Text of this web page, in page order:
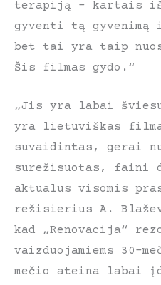
terapiją – kartais
gyventi tą
bet tai yra taip
Šis filmas gydo.“
„Jis yra labai
yra lietuviškas
suvaidintas, gerai
surežisuotas, faini
aktualus visomis
režisierius A.
kad „Renovacija“
vaizduojamiems 30-
mečio ateina labai